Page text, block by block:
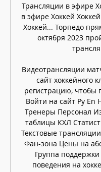
Трансляции в эфире
в эфире Хоккей
Хоккей... Торпедо
октября 2023
Видеотрансляции
сайт
регистрацию, чтобы
Войти на сайт Ру En
Тренеры Персонал
таблицы КХЛ
Текстовые
Фан-зона Цены на
Группа
поведения на